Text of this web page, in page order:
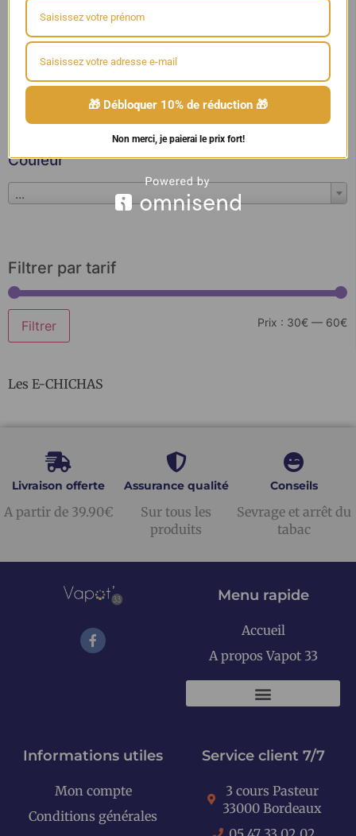
Marque
Résistance
Couleur
...
Filtrer par tarif
Filtrer Prix : 30€ — 60€
Les E-CHICHAS
Livraison offerte
A partir de 39.90€
Assurance qualité
Sur tous les
produits
Conseils
Sevrage et arrêt du
tabac
Menu rapide
Accueil
A propos Vapot 33
Informations utiles
Mon compte
Conditions générales
Service client 7/7
3 cours Pasteur
33000 Bordeaux
🎁 Débloquer 10% de réduction 🎁
Non merci, je paierai le prix fort!